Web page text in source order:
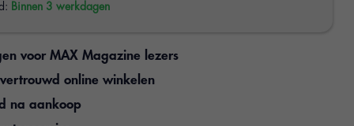
Binnen 3 werkdagen
voor MAX Magazine lezers
online winkelen
na aankoop